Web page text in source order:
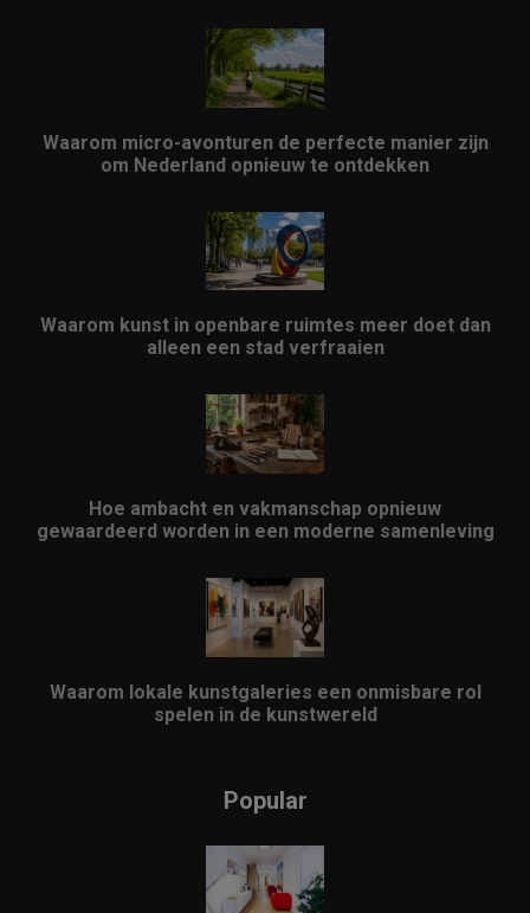
Waarom micro-avonturen de perfecte manier zijn
om Nederland opnieuw te ontdekken
Waarom kunst in openbare ruimtes meer doet dan
alleen een stad verfraaien
Hoe ambacht en vakmanschap opnieuw
gewaardeerd worden in een moderne samenleving
Waarom lokale kunstgaleries een onmisbare rol
spelen in de kunstwereld
Popular